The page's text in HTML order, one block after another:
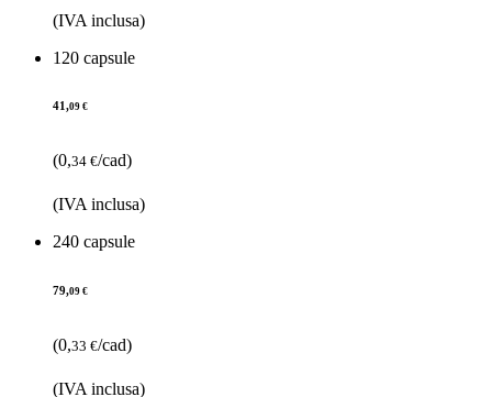
(IVA inclusa)
120 capsule
41,09 €
(0,34 €/cad)
(IVA inclusa)
240 capsule
79,09 €
(0,33 €/cad)
(IVA inclusa)